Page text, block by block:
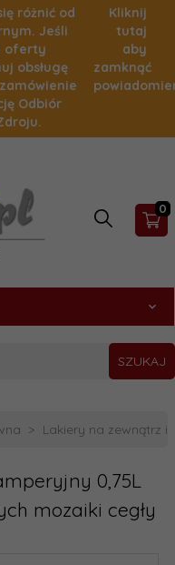
różnić od
Jeśli
oferty
obsługę
Odbiór
Kliknij
tutaj
aby
zamknąć
0
SZUKAJ
Lakiery na zewnątrz i
0,75L
mozaiki cegły